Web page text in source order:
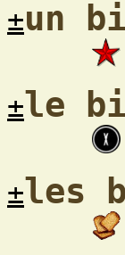
±un
±le
±les